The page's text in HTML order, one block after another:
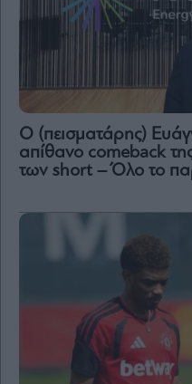
Ο (πεισματάρης)
απίθανο comeback
των short – Όλο το